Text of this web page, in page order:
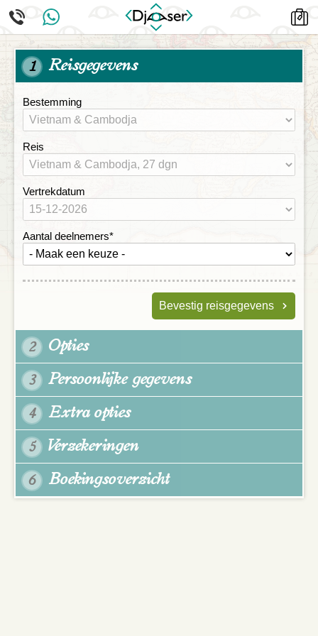
1 Reisgegevens
Bestemming
Reis
Vertrekdatum
Aantal deelnemers*
Bevestig reisgegevens
2 Opties
3 Persoonlijke gegevens
4 Extra opties
5 Verzekeringen
6 Boekingsoverzicht